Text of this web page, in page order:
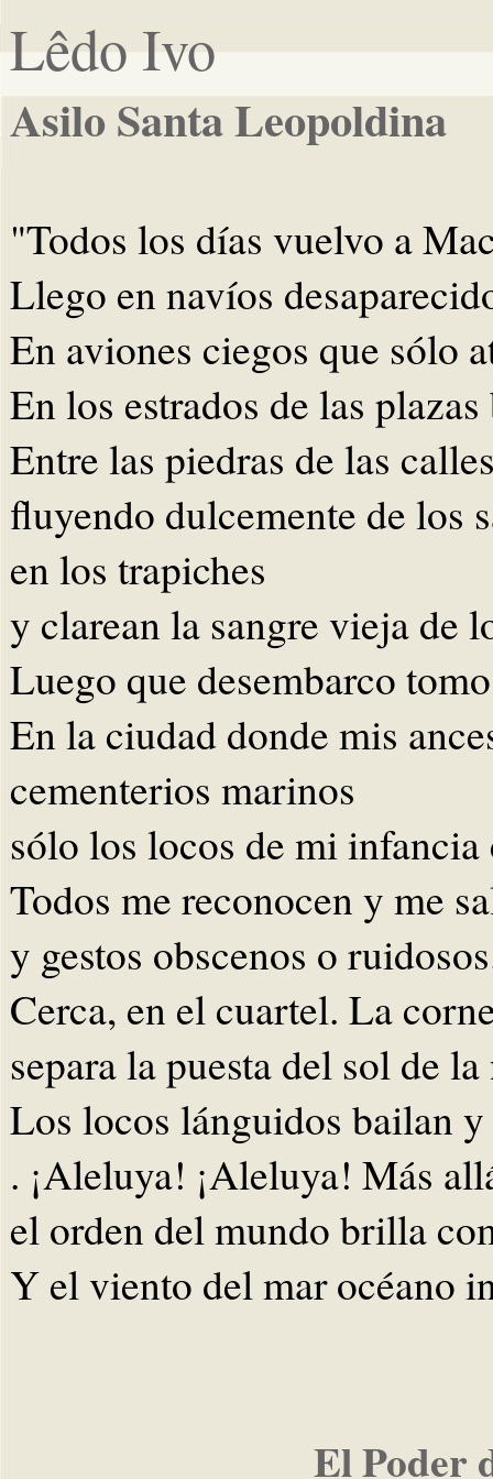
Lêdo Ivo
Asilo Santa Leopoldina
"Todos los días vuelvo a
Llego en navíos
En aviones ciegos que sólo
En los estrados de las
Entre las piedras de las
fluyendo dulcemente de los
en los trapiches
y clarean la sangre vieja de
Luego que desembarco
En la ciudad donde mis
cementerios marinos
sólo los locos de mi
Todos me reconocen y me
y gestos obscenos o
Cerca, en el cuartel. La
separa la puesta del sol de
Los locos lánguidos bailan y
. ¡Aleluya! ¡Aleluya! Más
el orden del mundo brilla
Y el viento del mar océano
El Poder